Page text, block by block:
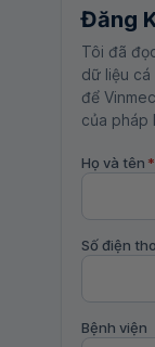
Đăng
Tôi đã
dữ liệu cá
để
của pháp
Họ và tên *
Số điện
Bệnh viện